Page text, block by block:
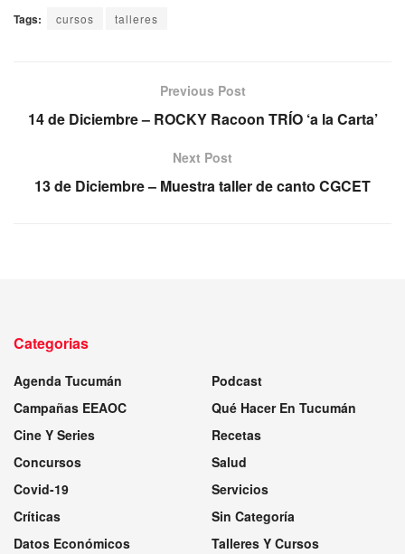
Tags: cursos talleres
Previous Post
14 de Diciembre – ROCKY Racoon TRÍO ‘a la Carta’
Next Post
13 de Diciembre – Muestra taller de canto CGCET
Categorias
Agenda Tucumán
Campañas EEAOC
Cine Y Series
Concursos
Covid-19
Críticas
Datos Económicos
Podcast
Qué Hacer En Tucumán
Recetas
Salud
Servicios
Sin Categoría
Talleres Y Cursos